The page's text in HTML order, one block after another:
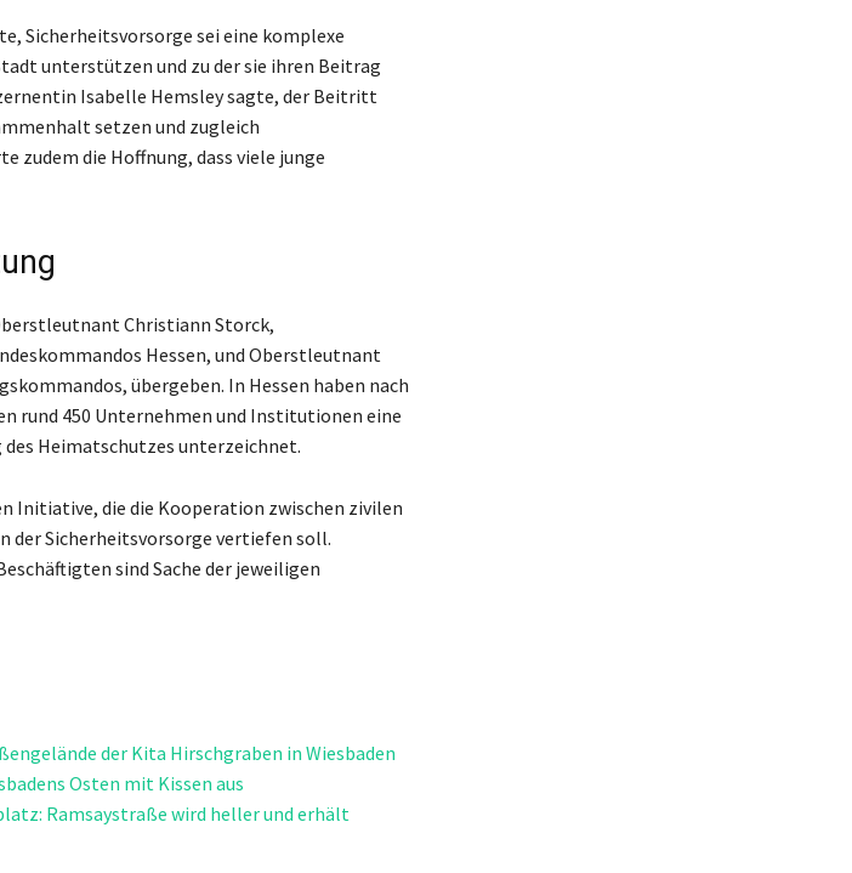
Sicherheitsvorsorge sei eine komplexe
unterstützen und zu der sie ihren Beitrag
Isabelle Hemsley sagte, der Beitritt
setzen und zugleich
zudem die Hoffnung, dass viele junge
Christiann Storck,
Hessen, und Oberstleutnant
übergeben. In Hessen haben nach
rund 450 Unternehmen und Institutionen eine
Heimatschutzes unterzeichnet.
Initiative, die die Kooperation zwischen zivilen
der Sicherheitsvorsorge vertiefen soll.
sind Sache der jeweiligen
der Kita Hirschgraben in Wiesbaden
Osten mit Kissen aus
Ramsaystraße wird heller und erhält